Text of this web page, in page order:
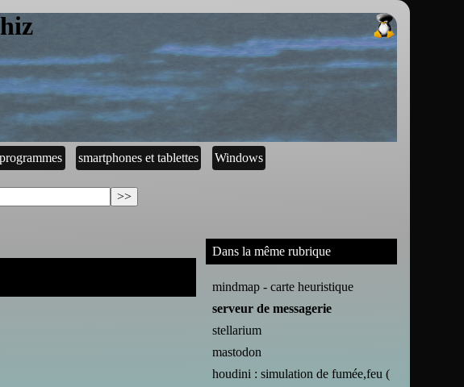
programmes smartphones et tablettes Windows
Dans la même rubrique
mindmap - carte heuristique
serveur de messagerie
stellarium
mastodon
houdini : simulation de fumée,feu (